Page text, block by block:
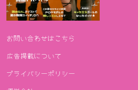
お問い合わせはこちら
広告掲載について
プライバシーポリシー